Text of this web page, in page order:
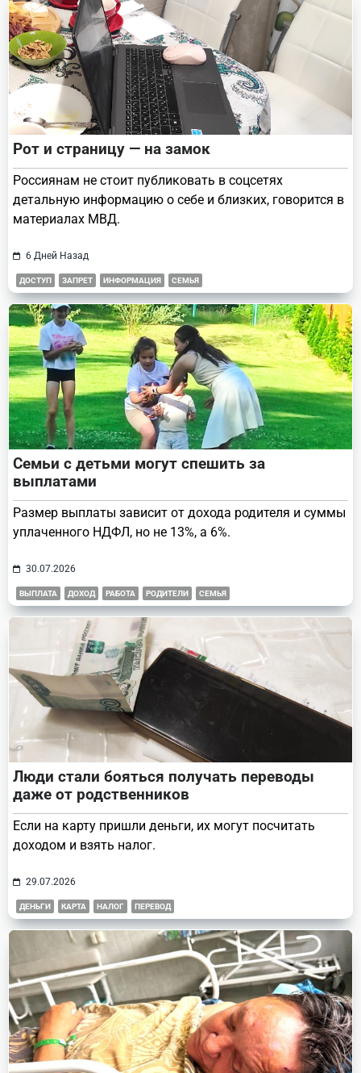
Рот и страницу — на замок
Россиянам не стоит публиковать в соцсетях
детальную информацию о себе и близких, говорится в
материалах МВД.
6 Дней Назад
ДОСТУП ЗАПРЕТ ИНФОРМАЦИЯ СЕМЬЯ
Семьи с детьми могут спешить за
выплатами
Размер выплаты зависит от дохода родителя и суммы
уплаченного НДФЛ, но не 13%, а 6%.
30.07.2026
ВЫПЛАТА ДОХОД РАБОТА РОДИТЕЛИ СЕМЬЯ
Люди стали бояться получать переводы
даже от родственников
Если на карту пришли деньги, их могут посчитать
доходом и взять налог.
29.07.2026
ДЕНЬГИ КАРТА НАЛОГ ПЕРЕВОД